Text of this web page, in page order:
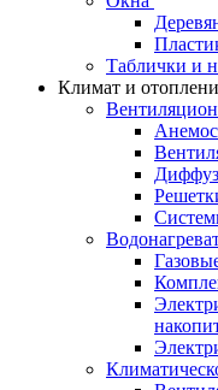
Таблички и
Климат и